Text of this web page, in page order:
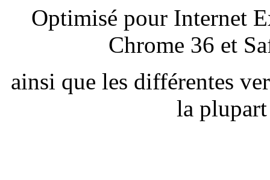
Optimisé pour Internet
Chrome 36 et
ainsi que les différentes
la